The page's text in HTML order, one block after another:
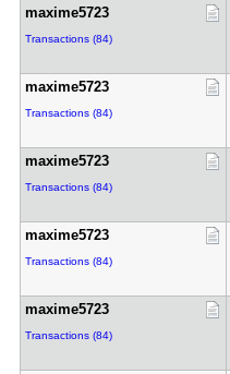
maxime5723
Transactions (84)
maxime5723
Transactions (84)
maxime5723
Transactions (84)
maxime5723
Transactions (84)
maxime5723
Transactions (84)